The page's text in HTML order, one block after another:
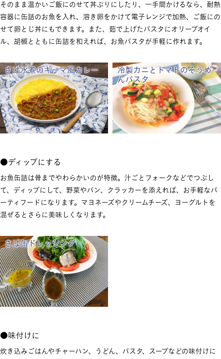
そのまま温かいご飯にのせて丼ぶりにしたり、一手間かけるなら、耐熱
容器に缶詰のお魚を入れ、溶き卵をかけて電子レンジで加熱、ご飯にの
せて卵とじ丼にもできます。また、茹で上げたパスタにオリーブオイ
ル、胡椒とともに缶詰を和えれば、お魚パスタが手軽に作れます。
さば水煮のキーマ風カレー
冷製カニとトマトのそうめ
んパスタ
●ディップにする
お魚缶詰は骨までやわらかいのが特徴。汁ごとフォークなどでつぶし
て、ディップにして、野菜やパン、クラッカーを添えれば、お手軽なパ
ーティフードになります。マヨネーズやクリームチーズ、ヨーグルトを
混ぜるとさらに美味しくなります。
さば缶ドレッシング
●味付けに
炊き込みごはんやチャーハン、うどん、パスタ、スープなどの味付けに